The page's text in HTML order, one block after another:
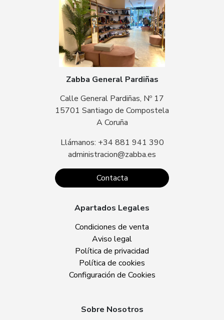
Zabba General Pardiñas
Calle General Pardiñas, Nº 17
15701 Santiago de Compostela
A Coruña
Llámanos: +34 881 941 390
administracion@zabba.es
Contacta
Apartados Legales
Condiciones de venta
Aviso legal
Política de privacidad
Política de cookies
Configuración de Cookies
Sobre Nosotros